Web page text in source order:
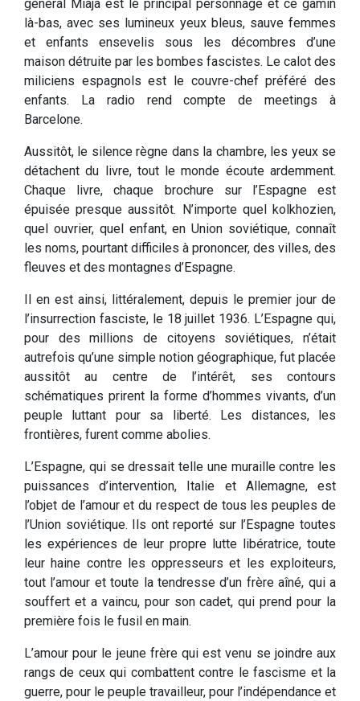
général Miaja est le principal personnage et ce gamin
là-bas, avec ses lumineux yeux bleus, sauve femmes
et enfants ensevelis sous les décombres d’une
maison détruite par les bombes fascistes. Le calot des
miliciens espagnols est le couvre-chef préféré des
enfants. La radio rend compte de meetings à
Barcelone.
Aussitôt, le silence règne dans la chambre, les yeux se
détachent du livre, tout le monde écoute ardemment.
Chaque livre, chaque brochure sur l’Espagne est
épuisée presque aussitôt. N’importe quel kolkhozien,
quel ouvrier, quel enfant, en Union soviétique, connaît
les noms, pourtant difficiles à prononcer, des villes, des
fleuves et des montagnes d’Espagne.
Il en est ainsi, littéralement, depuis le premier jour de
l’insurrection fasciste, le 18 juillet 1936. L’Espagne qui,
pour des millions de citoyens soviétiques, n’était
autrefois qu’une simple notion géographique, fut placée
aussitôt au centre de l’intérêt, ses contours
schématiques prirent la forme d’hommes vivants, d’un
peuple luttant pour sa liberté. Les distances, les
frontières, furent comme abolies.
L’Espagne, qui se dressait telle une muraille contre les
puissances d’intervention, Italie et Allemagne, est
l’objet de l’amour et du respect de tous les peuples de
l’Union soviétique. Ils ont reporté sur l’Espagne toutes
les expériences de leur propre lutte libératrice, toute
leur haine contre les oppresseurs et les exploiteurs,
tout l’amour et toute la tendresse d’un frère aîné, qui a
souffert et a vaincu, pour son cadet, qui prend pour la
première fois le fusil en main.
L’amour pour le jeune frère qui est venu se joindre aux
rangs de ceux qui combattent contre le fascisme et la
guerre, pour le peuple travailleur, pour l’indépendance et